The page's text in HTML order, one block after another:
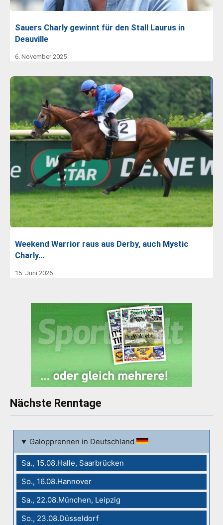
Sauers Charly gewinnt für den Stall Laurus in
Deauville
6. November 2025
Weekend Warrior raus aus Derby, auch Mystic
Charly…
15. Juni 2026
Nächste Renntage
Galopprennen in Deutschland
Sa., 15.08.Halle, Saarbrücken
So., 16.08.Hannover
Sa., 22.08.München, Leipzig
So., 23.08.Düsseldorf